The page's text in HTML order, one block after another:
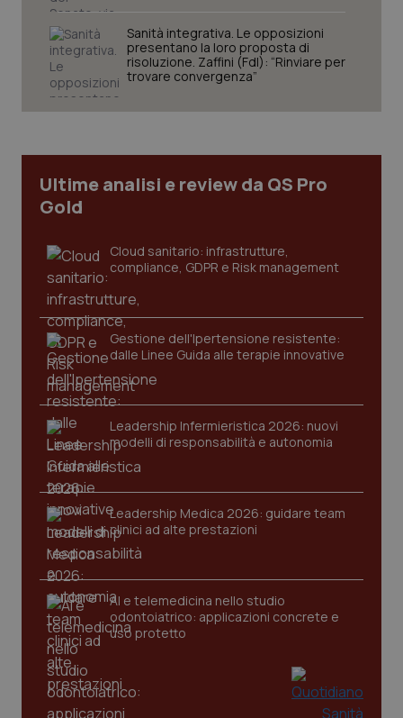
Sanità integrativa. Le opposizioni
presentano la loro proposta di
risoluzione. Zaffini (FdI): “Rinviare per
trovare convergenza”
Ultime analisi e review da QS Pro
Gold
Cloud sanitario: infrastrutture,
compliance, GDPR e Risk management
Gestione dell'Ipertensione resistente:
dalle Linee Guida alle terapie innovative
Leadership Infermieristica 2026: nuovi
modelli di responsabilità e autonomia
Leadership Medica 2026: guidare team
clinici ad alte prestazioni
AI e telemedicina nello studio
odontoiatrico: applicazioni concrete e
uso protetto
Nome
VISITOR_PRIVACY_METADATA
YouTube
.youtube.com
CookieScriptConsent
www.quotidianosanita.it
tracking-sites-ironfish-
session-id